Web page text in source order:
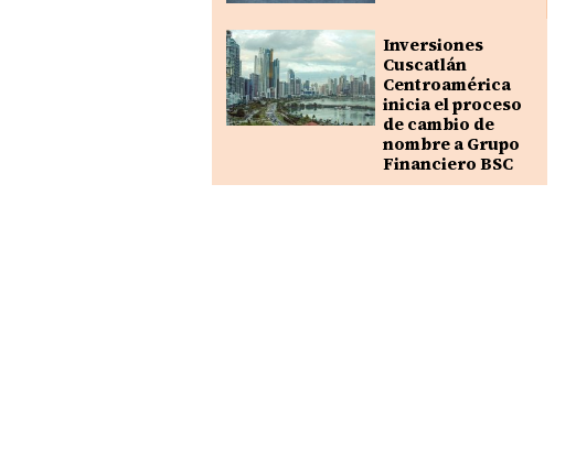
Inversiones
Cuscatlán
Centroamérica
inicia el proceso
de cambio de
nombre a Grupo
Financiero BSC